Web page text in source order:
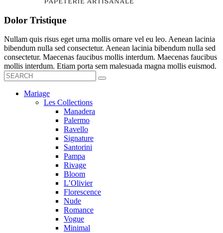
Dolor Tristique
Nullam quis risus eget urna mollis ornare vel eu leo. Aenean lacinia
bibendum nulla sed consectetur. Aenean lacinia bibendum nulla sed
consectetur. Maecenas faucibus mollis interdum. Maecenas faucibus
mollis interdum. Etiam porta sem malesuada magna mollis euismod.
Mariage
Les Collections
Manadera
Palermo
Ravello
Signature
Santorini
Pampa
Rivage
Bloom
L’Olivier
Florescence
Nude
Romance
Vogue
Minimal